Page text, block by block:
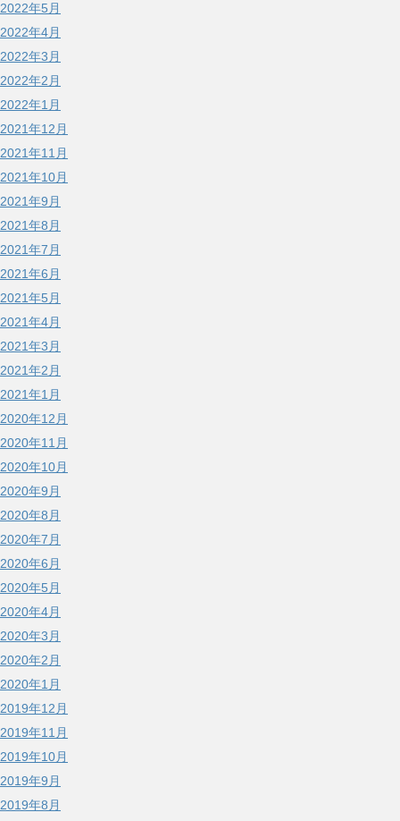
2022年5月
2022年4月
2022年3月
2022年2月
2022年1月
2021年12月
2021年11月
2021年10月
2021年9月
2021年8月
2021年7月
2021年6月
2021年5月
2021年4月
2021年3月
2021年2月
2021年1月
2020年12月
2020年11月
2020年10月
2020年9月
2020年8月
2020年7月
2020年6月
2020年5月
2020年4月
2020年3月
2020年2月
2020年1月
2019年12月
2019年11月
2019年10月
2019年9月
2019年8月